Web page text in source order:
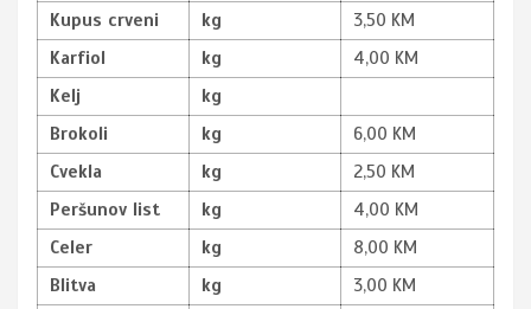
Kupus crveni
kg
3,50 KM
Karfiol
kg
4,00 KM
Kelj
kg
Brokoli
kg
6,00 KM
Cvekla
kg
2,50 KM
Peršunov list
kg
4,00 KM
Celer
kg
8,00 KM
Blitva
kg
3,00 KM